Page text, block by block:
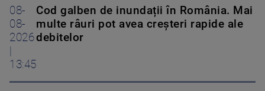
08-
08-
2026
13:45
Cod galben de inundații în România. Mai
multe râuri pot avea creșteri rapide ale
debitelor